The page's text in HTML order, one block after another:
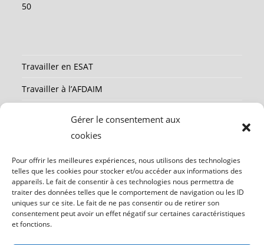
Gérer le consentement aux
cookies
Pour offrir les meilleures expériences, nous utilisons des technologies
telles que les cookies pour stocker et/ou accéder aux informations des
appareils. Le fait de consentir à ces technologies nous permettra de
traiter des données telles que le comportement de navigation ou les ID
uniques sur ce site. Le fait de ne pas consentir ou de retirer son
consentement peut avoir un effet négatif sur certaines caractéristiques
et fonctions.
50
Travailler en ESAT
Travailler à l’AFDAIM
Mentions légales
Contact
Participez à nos projets en nous soutenant